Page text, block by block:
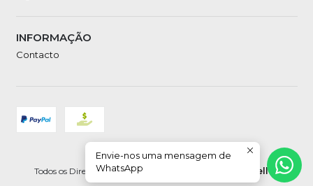
INFORMAÇÃO
Contacto
2026 Petipá.
Todos os Direitos Reservados.
Com tecnologia Jumpseller.
Envie-nos uma mensagem de
WhatsApp